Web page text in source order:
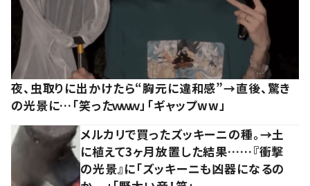
夜、虫取りに出かけたら“胸元に違和感”→直後、驚き
の光景に…「笑ったｗｗｗ」「ギャップww」
メルカリで買ったズッキーニの種。→土
に植えて3ヶ月放置した結果……『衝撃
の光景』に「ズッキーニも凶器になるの